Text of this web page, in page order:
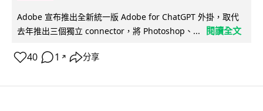
Adobe 宣布推出全新統一版 Adobe for ChatGPT 外掛，取代
去年推出三個獨立 connector，將 Photoshop、...
閱讀全文
40 1 ↗ 分享